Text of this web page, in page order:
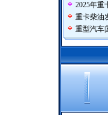
2025年重
重卡柴油
重型汽车|